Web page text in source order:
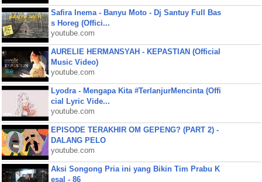
Safira Inema - Banyu Moto - Dj Santuy Full Bas
s Horeg (Offici...
youtube.com
AURELIE HERMANSYAH - KEPASTIAN (Official
Music Video)
youtube.com
Lyodra - Mengapa Kita #TerlanjurMencinta (Offi
cial Lyric Vide...
youtube.com
EPISODE TERAKHIR OM GEPENG? (PART 2) -
DALANG PELO
youtube.com
Aksi Songong Pria ini yang Bikin Tim Prabu K
esal - 86